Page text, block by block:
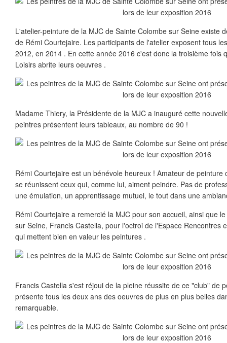
L'atelier-peinture de la MJC de Sainte Colombe sur Seine existe
de Rémi Courtejaire. Les participants de l'atelier exposent tous
2012, en 2014 . En cette année 2016 c'est donc la troisième fois
Loisirs abrite leurs oeuvres .
Madame Thiery, la Présidente de la MJC a inauguré cette
peintres présentent leurs tableaux, au nombre de 90 !
Rémi Courtejaire est un bénévole heureux ! Amateur de peinture
se réunissent ceux qui, comme lui, aiment peindre. Pas de
une émulation, un apprentissage mutuel, le tout dans une
Rémi Courtejaire a remercié la MJC pour son accueil, ainsi que
sur Seine, Francis Castella, pour l'octroi de l'Espace Rencontres
qui mettent bien en valeur les peintures .
Francis Castella s'est réjoui de la pleine réussite de ce "club" de
présente tous les deux ans des oeuvres de plus en plus belles
remarquable.